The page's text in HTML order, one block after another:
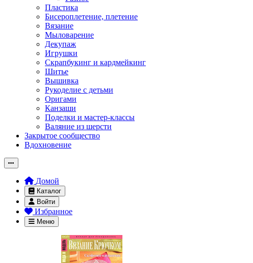
Пластика
Бисероплетение, плетение
Вязание
Мыловарение
Декупаж
Игрушки
Скрапбукинг и кардмейкинг
Шитье
Вышивка
Рукоделие с детьми
Оригами
Канзаши
Поделки и мастер-классы
Валяние из шерсти
Закрытое сообщество
Вдохновение
Домой
Каталог
Войти
Избранное
Меню